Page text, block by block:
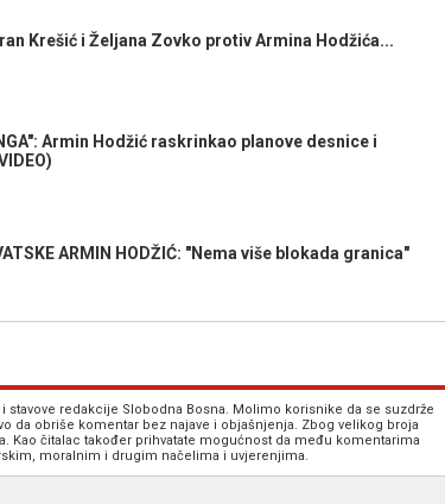
Krešić i Željana Zovko protiv Armina Hodžića...
Armin Hodžić raskrinkao planove desnice i
ARMIN HODŽIĆ: "Nema više blokada granica"
stavove redakcije Slobodna Bosna. Molimo korisnike da se suzdrže
da obriše komentar bez najave i objašnjenja. Zbog velikog broja
Kao čitalac također prihvatate mogućnost da među komentarima
moralnim i drugim načelima i uvjerenjima.